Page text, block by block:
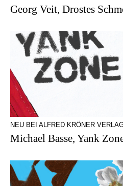
Georg Veit, Drostes
NEU BEI ALFRED KRÖNER
Michael Basse, Yank